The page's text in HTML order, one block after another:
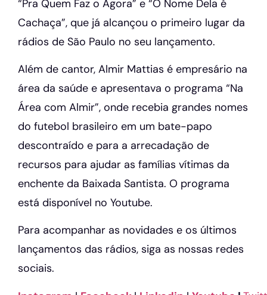
“Pra Quem Faz o Agora” e “O Nome Dela é
Cachaça”, que já alcançou o primeiro lugar da
rádios de São Paulo no seu lançamento.
Além de cantor, Almir Mattias é empresário na
área da saúde e apresentava o programa “Na
Área com Almir”, onde recebia grandes nomes
do futebol brasileiro em um bate-papo
descontraído e para a arrecadação de
recursos para ajudar as famílias vítimas da
enchente da Baixada Santista. O programa
está disponível no Youtube.
Para acompanhar as novidades e os últimos
lançamentos das rádios, siga as nossas redes
sociais.